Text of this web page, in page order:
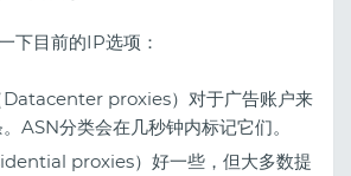
下目前的IP选项：
Datacenter proxies）对于广告账户来
ASN分类会在几秒钟内标记它们。
proxies）好一些，但大多数提